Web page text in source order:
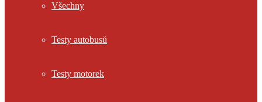
Všechny
Testy autobusů
Testy motorek